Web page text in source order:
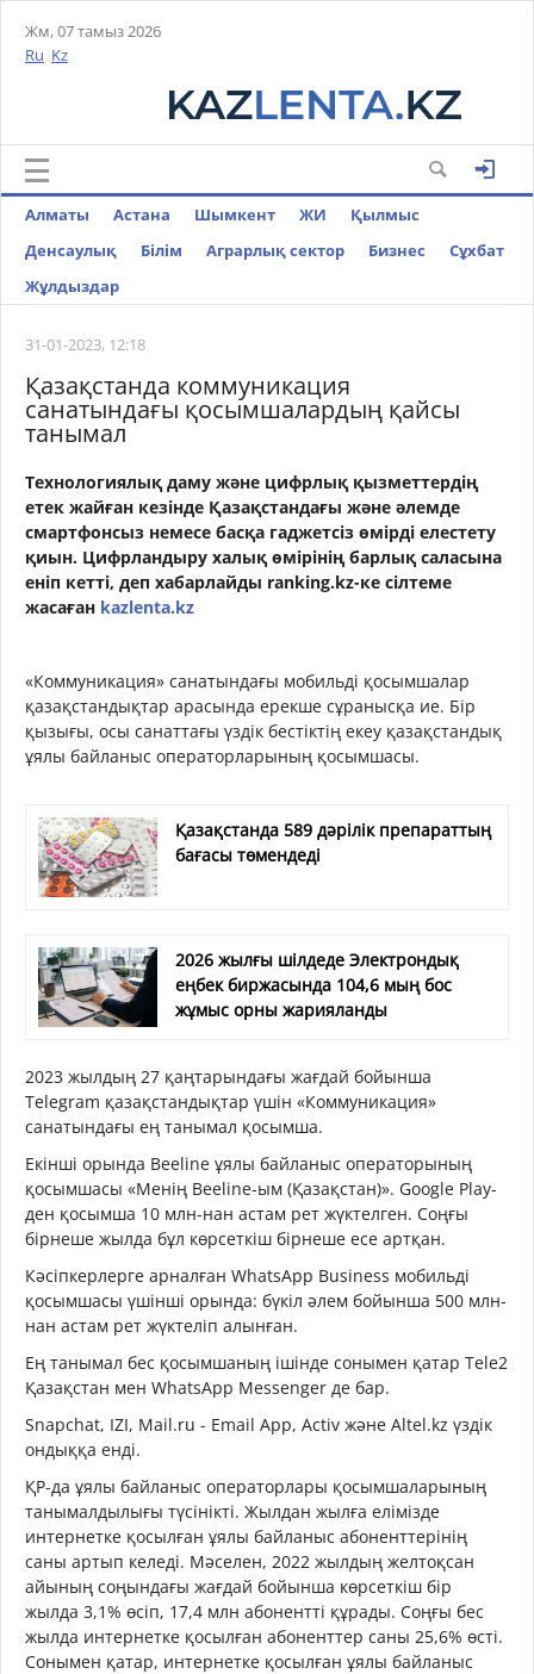
Жм, 07 тамыз 2026
Ru Kz
Алматы Астана Шымкент ЖИ
Қылмыс
Денсаулық
Білім Аграрлық сектор Бизнес
Cұхбат
Жұлдыздар
31-01-2023, 12:18
Қазақстанда коммуникация
санатындағы қосымшалардың қайсы
танымал
Технологиялық даму және цифрлық қызметтердің
етек жайған кезінде Қазақстандағы және әлемде
смартфонсыз немесе басқа гаджетсіз өмірді елестету
қиын. Цифрландыру халық өмірінің барлық саласына
еніп кетті, деп хабарлайды ranking.kz-ке сілтеме
жасаған kazlenta.kz
«Коммуникация» санатындағы мобильді қосымшалар
қазақстандықтар арасында ерекше сұранысқа ие. Бір
қызығы, осы санаттағы үздік бестіктің екеу қазақстандық
ұялы байланыс операторларының қосымшасы.
Қазақстанда 589 дәрілік препараттың
бағасы төмендеді
2026 жылғы шілдеде Электрондық
еңбек биржасында 104,6 мың бос
жұмыс орны жарияланды
2023 жылдың 27 қаңтарындағы жағдай бойынша
Telegram қазақстандықтар үшін «Коммуникация»
санатындағы ең танымал қосымша.
Екінші орында Beeline ұялы байланыс операторының
қосымшасы «Менің Beeline-ым (Қазақстан)». Google Play-
ден қосымша 10 млн-нан астам рет жүктелген. Соңғы
бірнеше жылда бұл көрсеткіш бірнеше есе артқан.
Кәсіпкерлерге арналған WhatsApp Business мобильді
қосымшасы үшінші орында: бүкіл әлем бойынша 500 млн-
нан астам рет жүктеліп алынған.
Ең танымал бес қосымшаның ішінде сонымен қатар Tele2
Қазақстан мен WhatsApp Messenger де бар.
Snapchat, IZI, Mail.ru - Email App, Activ және Altel.kz үздік
ондыққа енді.
ҚР-да ұялы байланыс операторлары қосымшаларының
танымалдылығы түсінікті. Жылдан жылға елімізде
интернетке қосылған ұялы байланыс абоненттерінің
саны артып келеді. Мәселен, 2022 жылдың желтоқсан
айының соңындағы жағдай бойынша көрсеткіш бір
жылда 3,1% өсіп, 17,4 млн абонентті құрады. Соңғы бес
жылда интернетке қосылған абоненттер саны 25,6% өсті.
Сонымен қатар, интернетке қосылған ұялы байланыс